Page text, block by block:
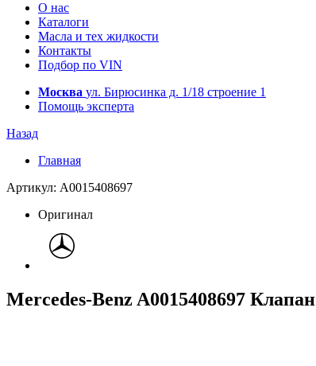
О нас
Каталоги
Масла и тех жидкости
Контакты
Подбор по VIN
Москва ул. Бирюсинка д. 1/18 строение 1
Помощь эксперта
Назад
Главная
Артикул: A0015408697
Оригинал
Mercedes-Benz A0015408697 Клапан